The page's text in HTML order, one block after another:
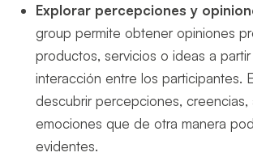
Explorar percepciones y
group permite obtener opiniones
productos, servicios o ideas a
interacción entre los participantes.
descubrir percepciones, creencias,
emociones que de otra manera
evidentes.